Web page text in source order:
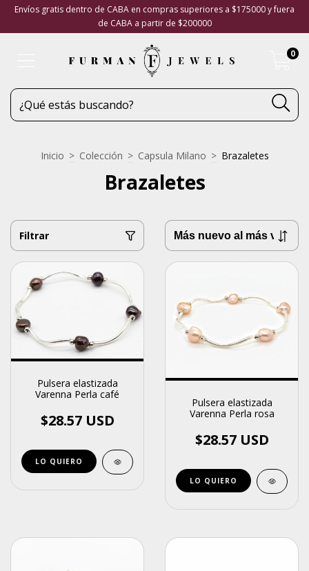
Envíos gratis dentro de CABA en compras superiores a $175000 y fuera
de CABA a partir de $200000
0
Inicio > Colección > Capsula Milano > Brazaletes
Brazaletes
Filtrar
Pulsera elastizada
Varenna Perla café
$28.57 USD
Pulsera elastizada
Varenna Perla rosa
$28.57 USD